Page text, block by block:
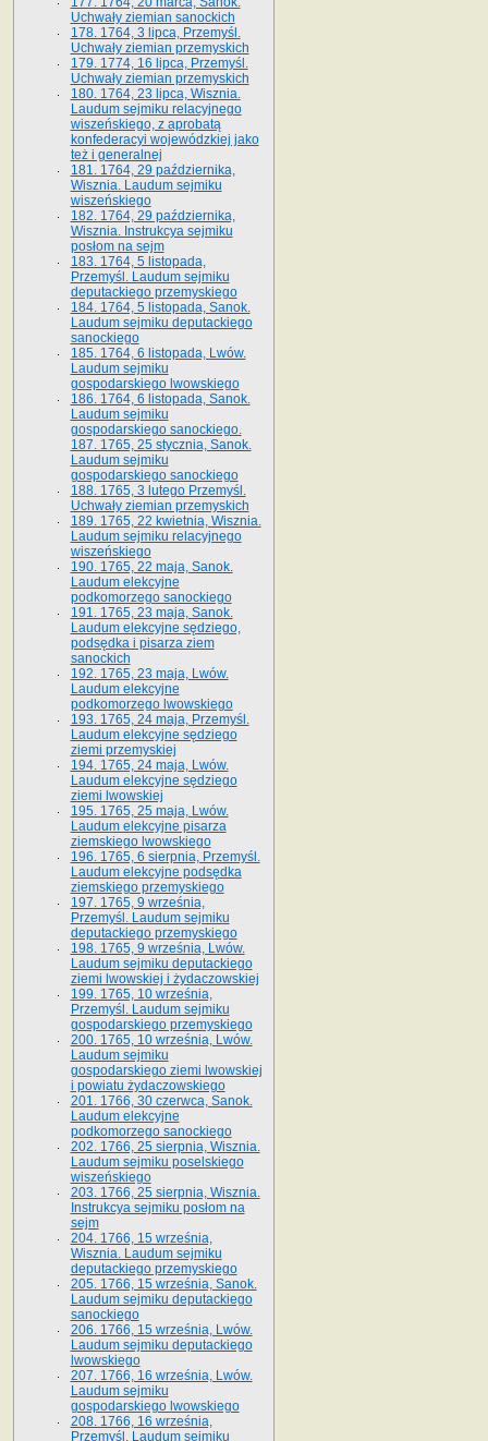
Uchwały ziemian sanockich
178. 1764, 3 lipca, Przemyśl.
Uchwały ziemian przemyskich
179. 1774, 16 lipca, Przemyśl.
Uchwały ziemian przemyskich
180. 1764, 23 lipca, Wisznia.
Laudum sejmiku relacyjnego
wiszeńskiego, z aprobatą
konfederacyi wojewódzkiej jako
też i generalnej
181. 1764, 29 października,
Wisznia. Laudum sejmiku
wiszeńskiego
182. 1764, 29 października,
Wisznia. Instrukcya sejmiku
posłom na sejm
183. 1764, 5 listopada,
Przemyśl. Laudum sejmiku
deputackiego przemyskiego
184. 1764, 5 listopada, Sanok.
Laudum sejmiku deputackiego
sanockiego
185. 1764, 6 listopada, Lwów.
Laudum sejmiku
gospodarskiego lwowskiego
186. 1764, 6 listopada, Sanok.
Laudum sejmiku
gospodarskiego sanockiego.
187. 1765, 25 stycznia, Sanok.
Laudum sejmiku
gospodarskiego sanockiego
188. 1765, 3 lutego Przemyśl.
Uchwały ziemian przemyskich
189. 1765, 22 kwietnia, Wisznia.
Laudum sejmiku relacyjnego
wiszeńskiego
190. 1765, 22 maja, Sanok.
Laudum elekcyjne
podkomorzego sanockiego
191. 1765, 23 maja, Sanok.
Laudum elekcyjne sędziego,
podsędka i pisarza ziem
sanockich
192. 1765, 23 maja, Lwów.
Laudum elekcyjne
podkomorzego lwowskiego
193. 1765, 24 maja, Przemyśl.
Laudum elekcyjne sędziego
ziemi przemyskiej
194. 1765, 24 maja, Lwów.
Laudum elekcyjne sędziego
ziemi lwowskiej
195. 1765, 25 maja, Lwów.
Laudum elekcyjne pisarza
ziemskiego lwowskiego
196. 1765, 6 sierpnia, Przemyśl.
Laudum elekcyjne podsędka
ziemskiego przemyskiego
197. 1765, 9 września,
Przemyśl. Laudum sejmiku
deputackiego przemyskiego
198. 1765, 9 września, Lwów.
Laudum sejmiku deputackiego
ziemi lwowskiej i żydaczowskiej
199. 1765, 10 września,
Przemyśl. Laudum sejmiku
gospodarskiego przemyskiego
200. 1765, 10 września, Lwów.
Laudum sejmiku
gospodarskiego ziemi lwowskiej
i powiatu żydaczowskiego
201. 1766, 30 czerwca, Sanok.
Laudum elekcyjne
podkomorzego sanockiego
202. 1766, 25 sierpnia, Wisznia.
Laudum sejmiku poselskiego
wiszeńskiego
203. 1766, 25 sierpnia, Wisznia.
Instrukcya sejmiku posłom na
sejm
204. 1766, 15 września,
Wisznia. Laudum sejmiku
deputackiego przemyskiego
205. 1766, 15 września, Sanok.
Laudum sejmiku deputackiego
sanockiego
206. 1766, 15 września, Lwów.
Laudum sejmiku deputackiego
lwowskiego
207. 1766, 16 września, Lwów.
Laudum sejmiku
gospodarskiego lwowskiego
208. 1766, 16 września,
Przemyśl. Laudum sejmiku